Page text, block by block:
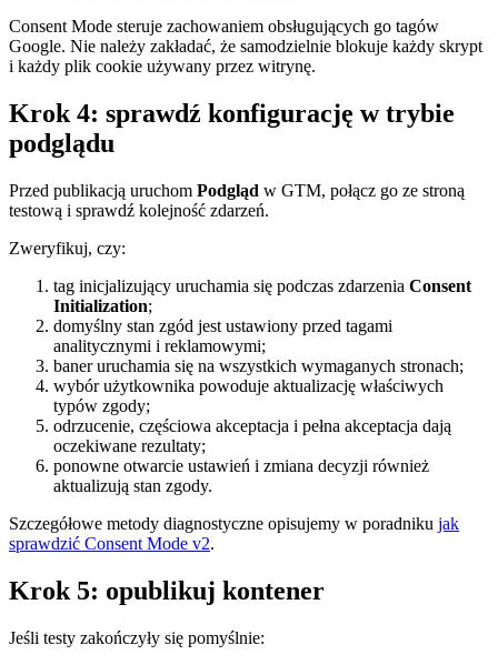
Consent Mode steruje zachowaniem obsługujących go tagów
Google. Nie należy zakładać, że samodzielnie blokuje każdy skrypt
i każdy plik cookie używany przez witrynę.
Krok 4: sprawdź konfigurację w trybie
podglądu
Przed publikacją uruchom Podgląd w GTM, połącz go ze stroną
testową i sprawdź kolejność zdarzeń.
Zweryfikuj, czy:
tag inicjalizujący uruchamia się podczas zdarzenia Consent
Initialization;
domyślny stan zgód jest ustawiony przed tagami
analitycznymi i reklamowymi;
baner uruchamia się na wszystkich wymaganych stronach;
wybór użytkownika powoduje aktualizację właściwych
typów zgody;
odrzucenie, częściowa akceptacja i pełna akceptacja dają
oczekiwane rezultaty;
ponowne otwarcie ustawień i zmiana decyzji również
aktualizują stan zgody.
Szczegółowe metody diagnostyczne opisujemy w poradniku jak
sprawdzić Consent Mode v2.
Krok 5: opublikuj kontener
Jeśli testy zakończyły się pomyślnie: